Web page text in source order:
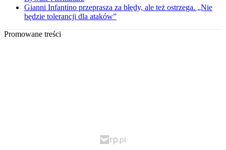
Gianni Infantino przeprasza za błędy, ale też ostrzega. „Nie
będzie tolerancji dla ataków”
Promowane treści